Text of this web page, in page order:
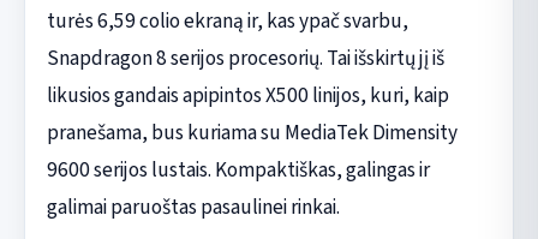
turės 6,59 colio ekraną ir, kas ypač svarbu,
Snapdragon 8 serijos procesorių. Tai išskirtų jį iš
likusios gandais apipintos X500 linijos, kuri, kaip
pranešama, bus kuriama su MediaTek Dimensity
9600 serijos lustais. Kompaktiškas, galingas ir
galimai paruoštas pasaulinei rinkai.